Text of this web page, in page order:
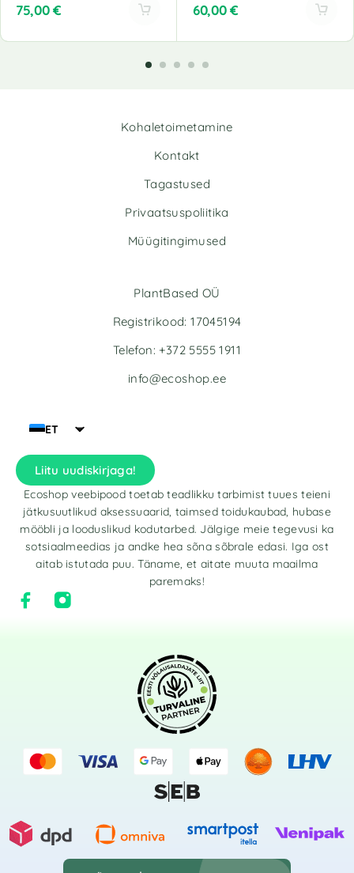
75,00€ 60,00€
t
a
t
v
:
Kohaletoimetamine
Kontakt
Tagastused
Privaatsuspoliitika
Müügitingimused
ET
Liitu uudiskirjaga!
Ecoshop veebipood toetab teadlikku tarbimist tuues teieni
jätkusuutlikud aksessuaarid, taimsed toidukaubad, hubase
mööbli ja looduslikud kodutarbed. Jälgige meie tegevusi ka
sotsiaalmeedias ja andke hea sõna sõbrale edasi. Iga ost
aitab istutada puu. Täname, et aitate muuta maailma
paremaks!
PlantBased OÜ
Registrikood: 17045194
Telefon: +372 5555 1911
info@ecoshop.ee